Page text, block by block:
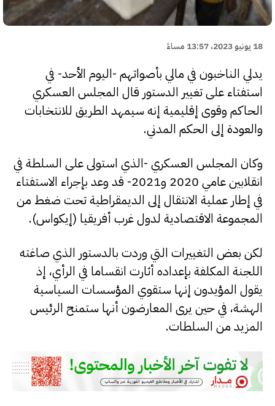
18 يونيو 2023، 13:57 مساءً
يدلي الناخبون في مالي بأصواتهم -اليوم الأحد- في
استفتاء على تغيير الدستور قال المجلس العسكري
الحاكم وقوى إقليمية إنه سيمهد الطريق للانتخابات
والعودة إلى الحكم المدني.
وكان المجلس العسكري -الذي استولى على السلطة في
انقلابين عامي 2020 و2021- قد وعد بإجراء الاستفتاء
في إطار عملية الانتقال إلى الديمقراطية تحت ضغط من
المجموعة الاقتصادية لدول غرب أفريقيا (إيكواس).
لكن بعض التغييرات التي وردت بالدستور الذي صاغته
اللجنة المكلفة بإعداده أثارت انقساما في الرأي، إذ
يقول المؤيدون إنها ستقوي المؤسسات السياسية
الهشة، في حين يرى المعارضون أنها ستمنح الرئيس
المزيد من السلطات.